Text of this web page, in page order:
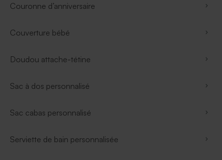
Couronne d’anniversaire
Couverture bébé
Doudou attache-tétine
Sac à dos personnalisé
Sac cabas personnalisé
Serviette de bain personnalisée